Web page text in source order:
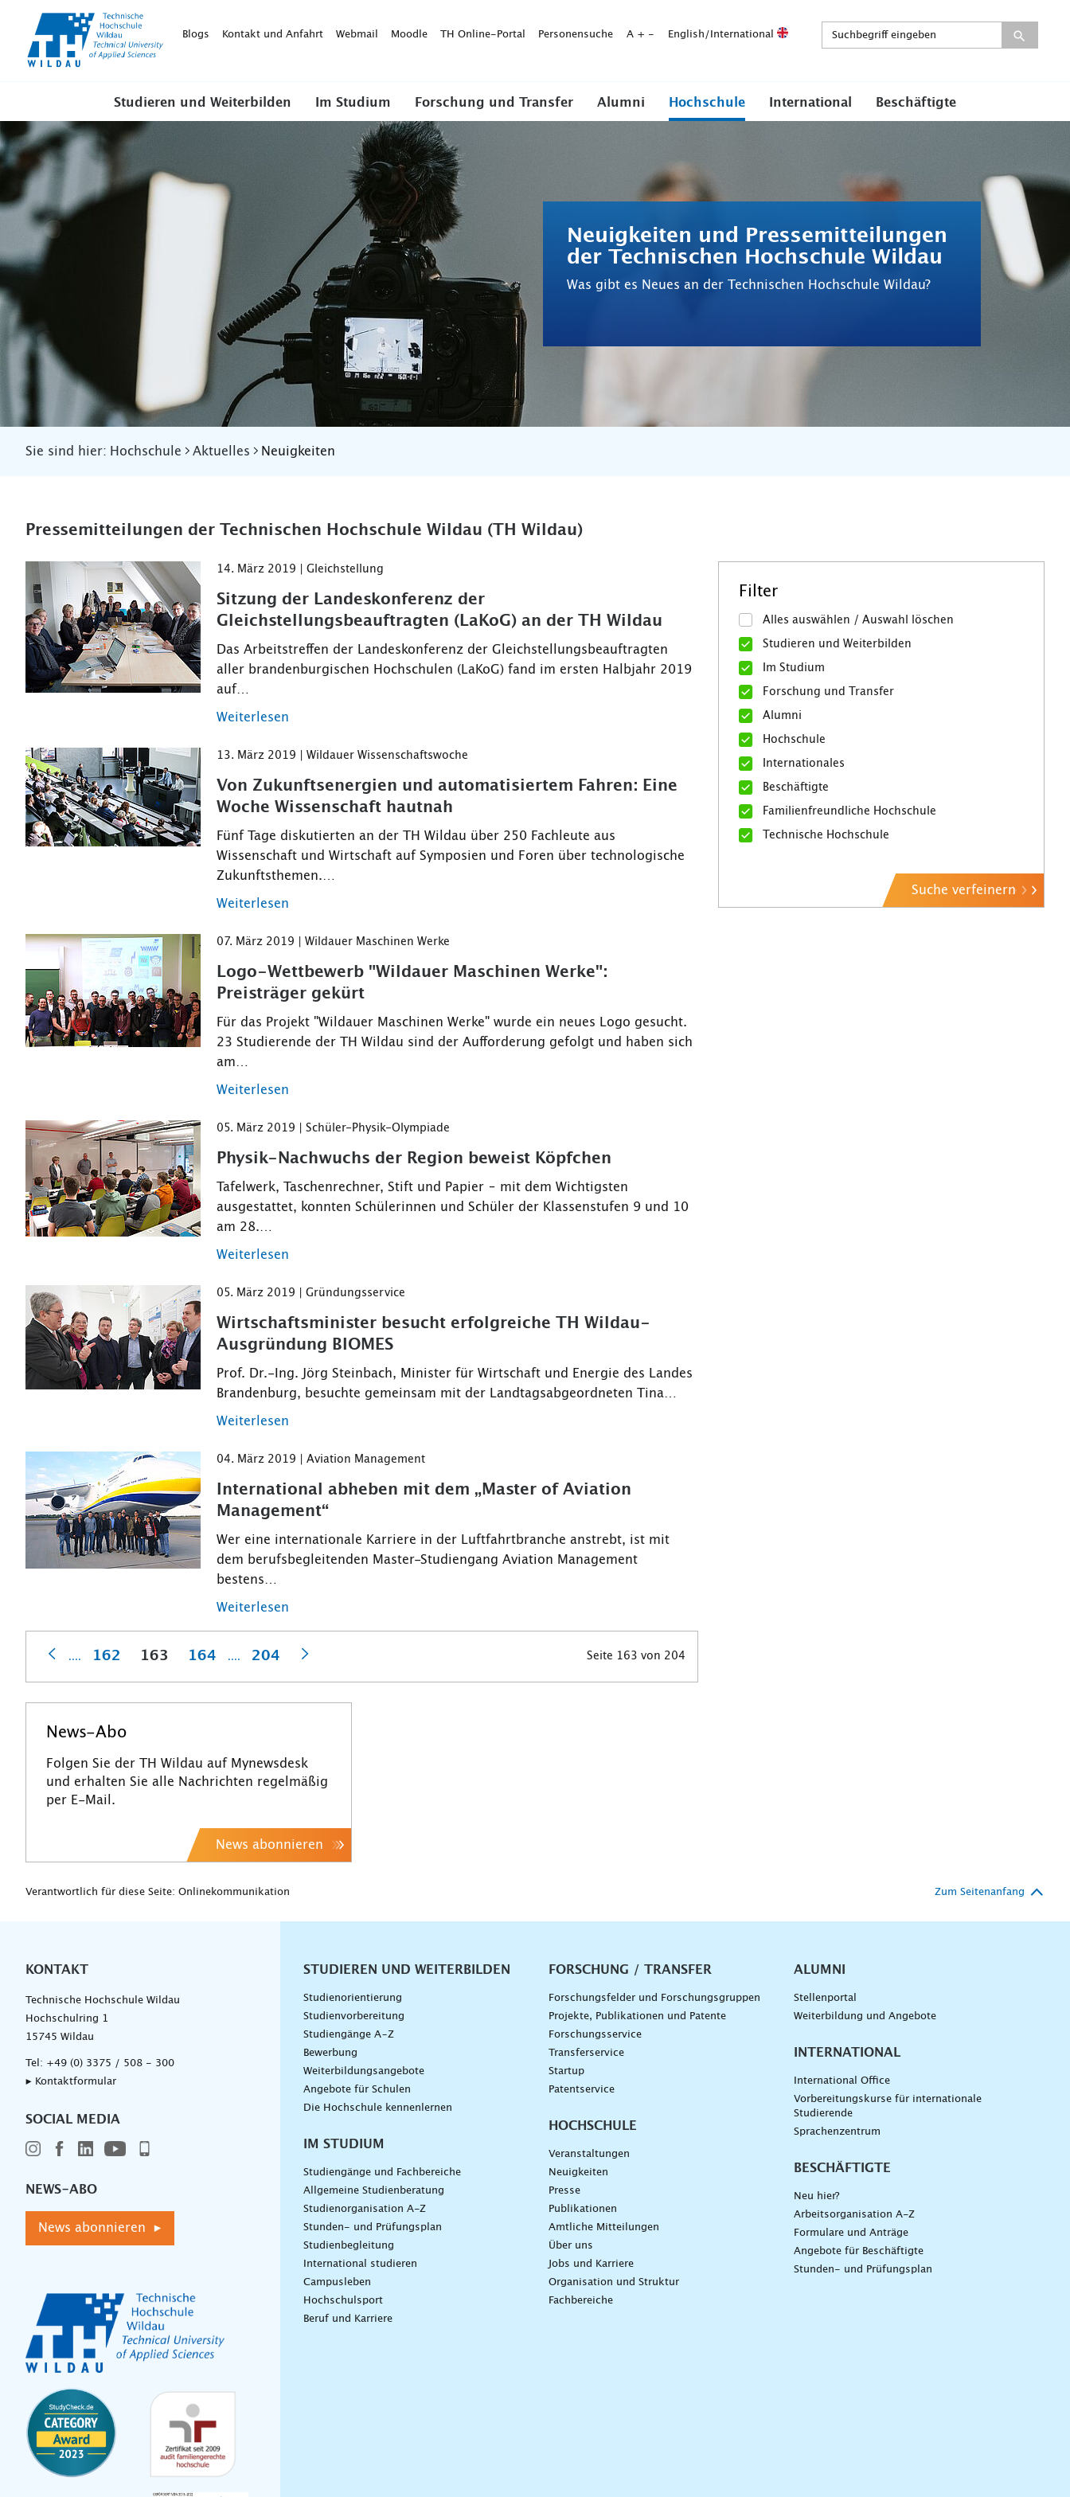
WildauBlogs Kontakt und Anfahrt Webmail Moodle TH Online-Portal Personensuche A + - English/International
Studieren und Weiterbilden Im Studium Forschung und Transfer Alumni Hochschule International Beschäftigte
Neuigkeiten und Pressemitteilungen
der Technischen Hochschule Wildau
Was gibt es Neues an der Technischen Hochschule Wildau?
Sie sind hier: Hochschule Aktuelles Neuigkeiten
Pressemitteilungen der Technischen Hochschule Wildau (TH Wildau)
14. März 2019 | Gleichstellung
Sitzung der Landeskonferenz der
Gleichstellungsbeauftragten (LaKoG) an der TH Wildau
Das Arbeitstreffen der Landeskonferenz der Gleichstellungsbeauftragten
aller brandenburgischen Hochschulen (LaKoG) fand im ersten Halbjahr 2019
auf…
Weiterlesen
13. März 2019 | Wildauer Wissenschaftswoche
Von Zukunftsenergien und automatisiertem Fahren: Eine
Woche Wissenschaft hautnah
Fünf Tage diskutierten an der TH Wildau über 250 Fachleute aus
Wissenschaft und Wirtschaft auf Symposien und Foren über technologische
Zukunftsthemen.…
Weiterlesen
07. März 2019 | Wildauer Maschinen Werke
Logo-Wettbewerb "Wildauer Maschinen Werke":
Preisträger gekürt
Für das Projekt "Wildauer Maschinen Werke" wurde ein neues Logo gesucht.
23 Studierende der TH Wildau sind der Aufforderung gefolgt und haben sich
am…
Weiterlesen
05. März 2019 | Schüler-Physik-Olympiade
Physik-Nachwuchs der Region beweist Köpfchen
Tafelwerk, Taschenrechner, Stift und Papier – mit dem Wichtigsten
ausgestattet, konnten Schülerinnen und Schüler der Klassenstufen 9 und 10
am 28.…
Weiterlesen
05. März 2019 | Gründungsservice
Wirtschaftsminister besucht erfolgreiche TH Wildau-
Ausgründung BIOMES
Prof. Dr.-Ing. Jörg Steinbach, Minister für Wirtschaft und Energie des Landes
Brandenburg, besuchte gemeinsam mit der Landtagsabgeordneten Tina…
Weiterlesen
04. März 2019 | Aviation Management
International abheben mit dem „Master of Aviation
Management“
Wer eine internationale Karriere in der Luftfahrtbranche anstrebt, ist mit
dem berufsbegleitenden Master-Studiengang Aviation Management
bestens…
Weiterlesen
.... 162 163 164 ....
204
Seite 163 von 204
Filter
Alles auswählen / Auswahl löschen
Studieren und Weiterbilden
Im Studium
Forschung und Transfer
Alumni
Hochschule
Internationales
Beschäftigte
Familienfreundliche Hochschule
Technische Hochschule
Suche verfeinern
News-Abo
Folgen Sie der TH Wildau auf Mynewsdesk
und erhalten Sie alle Nachrichten regelmäßig
per E-Mail.
News abonnieren
Verantwortlich für diese Seite: Onlinekommunikation Zum Seitenanfang
KONTAKT
Technische Hochschule Wildau
Hochschulring 1
15745 Wildau
Tel: +49 (0) 3375 / 508 - 300
▸ Kontaktformular
SOCIAL MEDIA
NEWS-ABO
News abonnieren ▸
Unternavigation
STUDIEREN UND WEITERBILDEN
Studienorientierung
Studienvorbereitung
Studiengänge A–Z
Bewerbung
Weiterbildungsangebote
Angebote für Schulen
Die Hochschule kennenlernen
IM STUDIUM
Studiengänge und Fachbereiche
Allgemeine Studienberatung
Studienorganisation A-Z
Stunden- und Prüfungsplan
Studienbegleitung
International studieren
Campusleben
Hochschulsport
Beruf und Karriere
FORSCHUNG / TRANSFER
Forschungsfelder und Forschungsgruppen
Projekte, Publikationen und Patente
Forschungsservice
Transferservice
Startup
Patentservice
HOCHSCHULE
Veranstaltungen
Neuigkeiten
Presse
Publikationen
Amtliche Mitteilungen
Über uns
Jobs und Karriere
Organisation und Struktur
Fachbereiche
ALUMNI
Stellenportal
Weiterbildung und Angebote
INTERNATIONAL
International Office
Vorbereitungskurse für internationale
Studierende
Sprachenzentrum
BESCHÄFTIGTE
Neu hier?
Arbeitsorganisation A-Z
Formulare und Anträge
Angebote für Beschäftigte
Stunden- und Prüfungsplan